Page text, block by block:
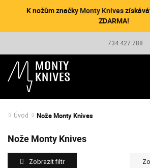
K nožům značkyMonty Knives
ZDARMA!
734 427 788
Úvod Nože Monty Knives
Nože Monty Knives
Zobrazit filtr